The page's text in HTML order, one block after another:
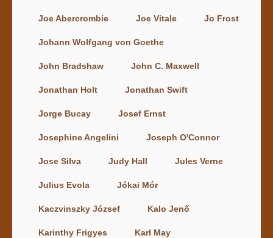
Joe Abercrombie Joe Vitale Jo Frost
Johann Wolfgang von Goethe
John Bradshaw John C. Maxwell
Jonathan Holt Jonathan Swift
Jorge Bucay Josef Ernst
Josephine Angelini Joseph O'Connor
Jose Silva Judy Hall Jules Verne
Julius Evola Jókai Mór
Kaczvinszky József Kalo Jenő
Karinthy Frigyes Karl May